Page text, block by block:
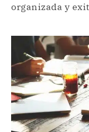
organizada y